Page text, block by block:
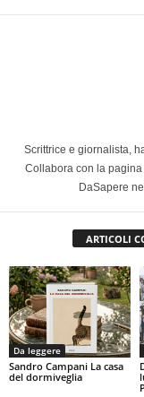
Scrittrice e giornalista,
Collabora con la
DaSapere
ARTICOLI
Da leggere
Sandro Campani La casa
del dormiveglia